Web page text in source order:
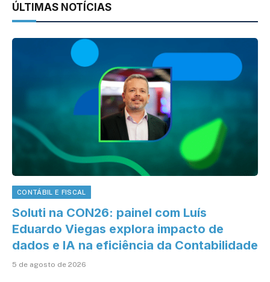
ÚLTIMAS NOTÍCIAS
CONTÁBIL E FISCAL
Soluti na CON26: painel com Luís
Eduardo Viegas explora impacto de
dados e IA na eficiência da Contabilidade
5 de agosto de 2026